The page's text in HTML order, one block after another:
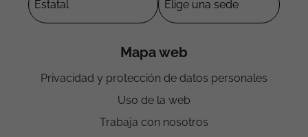
Mapa web
Privacidad y protección de datos personales
Uso de la web
Trabaja con nosotros